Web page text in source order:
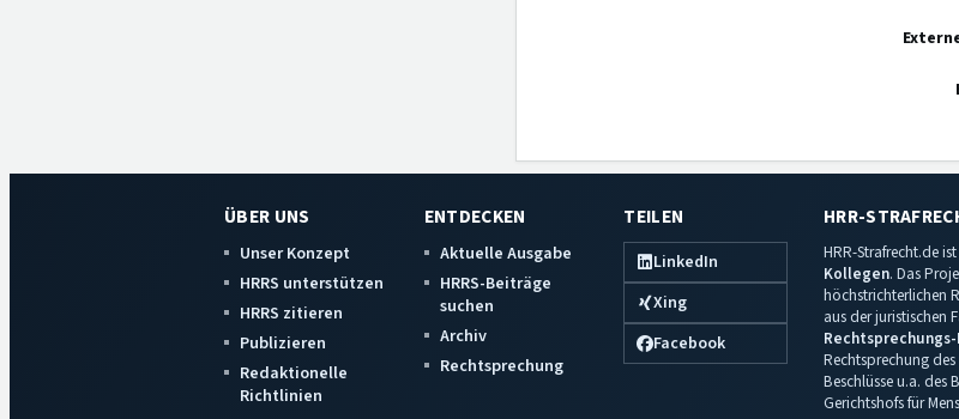
ÜBER UNS
Unser Konzept
HRRS unterstützen
HRRS zitieren
Publizieren
Redaktionelle
Richtlinien
ENTDECKEN
Aktuelle Ausgabe
HRRS-Beiträge
suchen
Archiv
Rechtsprechung
TEILEN
LinkedIn
Xing
Facebook
HRR-
HRR-Strafrecht.de
Kollegen. Das
höchstrichterlichen
aus der juristischen
Rechtsprechung
Beschlüsse u.a. des
Gerichtshofs für